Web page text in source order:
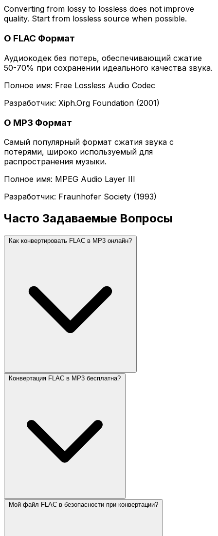
Converting from lossy to lossless does not improve
quality. Start from lossless source when possible.
О FLAC Формат
Аудиокодек без потерь, обеспечивающий сжатие
50-70% при сохранении идеального качества звука.
Полное имя: Free Lossless Audio Codec
Разработчик: Xiph.Org Foundation (2001)
О MP3 Формат
Самый популярный формат сжатия звука с
потерями, широко используемый для
распространения музыки.
Полное имя: MPEG Audio Layer III
Разработчик: Fraunhofer Society (1993)
Часто Задаваемые Вопросы
Как конвертировать FLAC в MP3 онлайн?
Конвертация FLAC в MP3 бесплатна?
Мой файл FLAC в безопасности при конвертации?